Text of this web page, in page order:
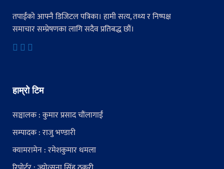
तपाईंको आफ्नै डिजिटल पत्रिका। हामी सत्य, तथ्य र निष्पक्ष
समाचार सम्प्रेषणका लागि सदैव प्रतिबद्ध छौं।
हाम्रो टिम
सञ्चालक : कुमार प्रसाद चौंलागाईं
सम्पादक : राजु भण्डारी
क्यामरामेन : रमेशकुमार धमला